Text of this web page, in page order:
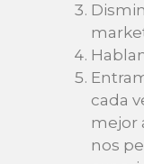
cada
mejor
nos